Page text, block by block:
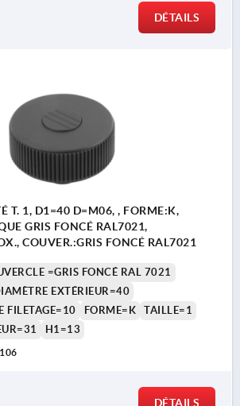
DÉTAILS
T. 1, D1=40 D=M06, , FORME:K,
GRIS FONCÉ RAL7021,
COMP:ACIER INOX., COUVER.:GRIS FONCÉ RAL7021
=GRIS FONCÉ RAL 7021
EXTÉRIEUR=40
FILETAGE=10
FORME=K
TAILLE=1
H1=13
DÉTAILS